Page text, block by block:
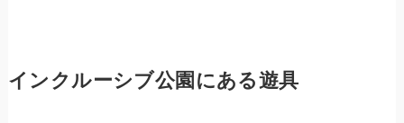
インクルーシブ公園にある遊具